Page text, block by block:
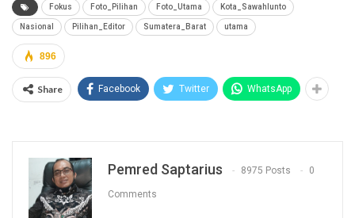
Fokus Foto_Pilihan Foto_Utama Kota_Sawahlunto
Nasional Pilihan_Editor Sumatera_Barat utama
896
Share Facebook Twitter WhatsApp
Pemred Saptarius 8975 Posts 0
Comments